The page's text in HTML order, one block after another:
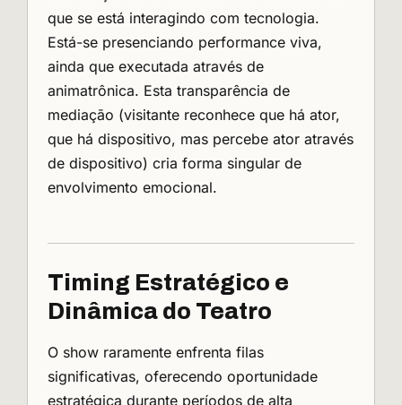
que se está interagindo com tecnologia.
Está-se presenciando performance viva,
ainda que executada através de
animatrônica. Esta transparência de
mediação (visitante reconhece que há ator,
que há dispositivo, mas percebe ator através
de dispositivo) cria forma singular de
envolvimento emocional.
Timing Estratégico e
Dinâmica do Teatro
O show raramente enfrenta filas
significativas, oferecendo oportunidade
estratégica durante períodos de alta